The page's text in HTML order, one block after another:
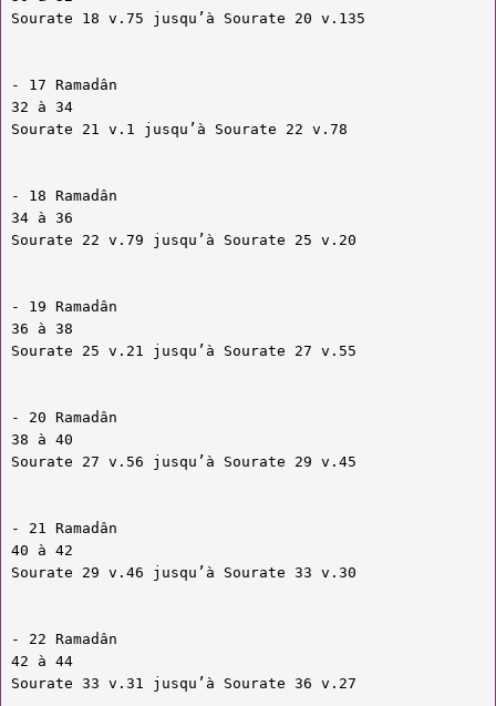
Sourate 18 v.75 jusqu’à Sourate 20 v.135
- 17 Ramadân
32 à 34
Sourate 21 v.1 jusqu’à Sourate 22 v.78
- 18 Ramadân
34 à 36
Sourate 22 v.79 jusqu’à Sourate 25 v.20
- 19 Ramadân
36 à 38
Sourate 25 v.21 jusqu’à Sourate 27 v.55
- 20 Ramadân
38 à 40
Sourate 27 v.56 jusqu’à Sourate 29 v.45
- 21 Ramadân
40 à 42
Sourate 29 v.46 jusqu’à Sourate 33 v.30
- 22 Ramadân
42 à 44
Sourate 33 v.31 jusqu’à Sourate 36 v.27